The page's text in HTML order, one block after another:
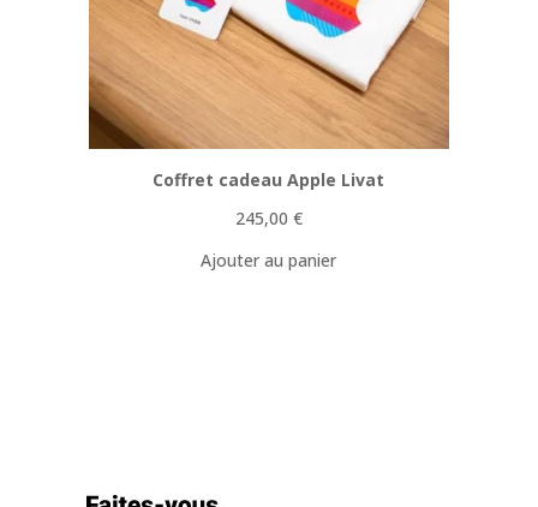
Coffret cadeau Apple Livat
245,00 €
Ajouter au panier